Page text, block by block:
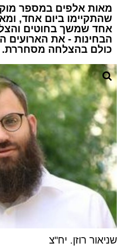
מאות אלפים במספר
שהתקיימו ביום אחד,
אחד שמשך בחוטים
הבחינות - את הארועים
כולם בהצלחה מסחררת.
שניאור רוזן. יח"צ